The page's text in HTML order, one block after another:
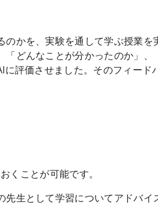
かを、実験を通して学ぶ授業
どんなことが分かったのか」
評価させました。そのフィー
くことが可能です。
生として学習についてアドバ